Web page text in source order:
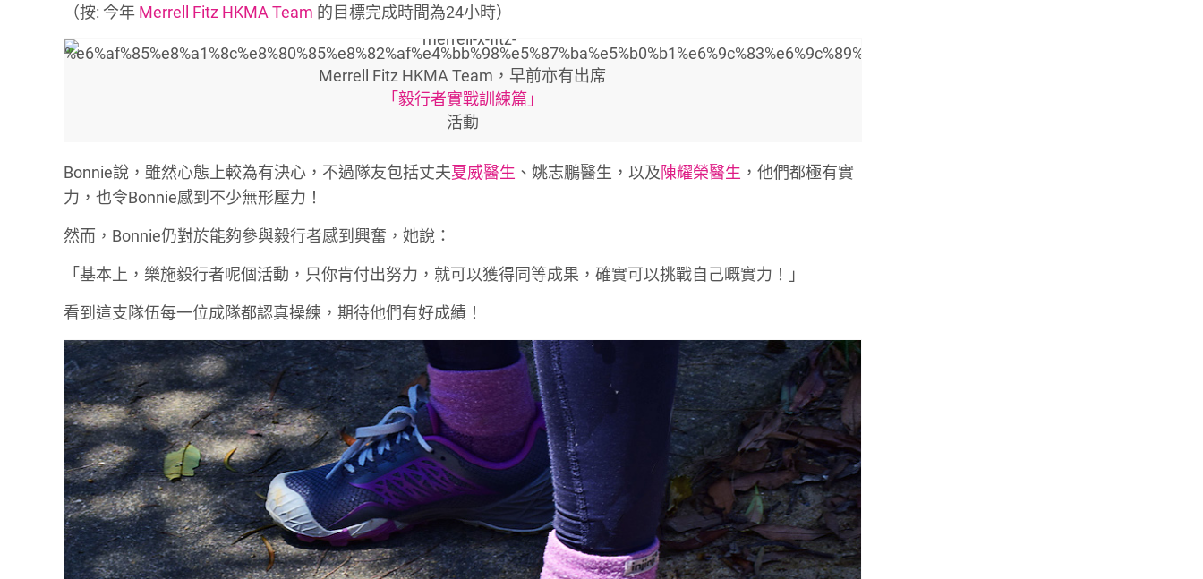
（按: 今年 Merrell Fitz HKMA Team 的目標完成時間為24小時）
Merrell Fitz HKMA Team，早前亦有出席
「毅行者實戰訓練篇」
活動
Bonnie說，雖然心態上較為有決心，不過隊友包括丈夫夏威醫生 、姚志鵬醫生，以及陳耀榮醫生 ，他們都極有實
力，也令Bonnie感到不少無形壓力！
然而，Bonnie仍對於能夠參與毅行者感到興奮，她說：
「基本上，樂施毅行者呢個活動，只你肯付出努力，就可以獲得同等成果，確實可以挑戰自己嘅實力！」
看到這支隊伍每一位成隊都認真操練，期待他們有好成績！